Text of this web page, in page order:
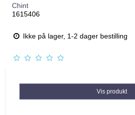
Chint
1615406
Ikke på lager, 1-2 dager bestilling
Vis produkt